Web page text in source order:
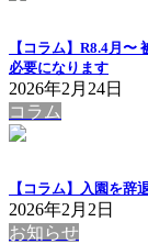
【コラム】R8.4月
必要になります
2026年2月24日
コラム
【コラム】入園を辞
2026年2月2日
お知らせ